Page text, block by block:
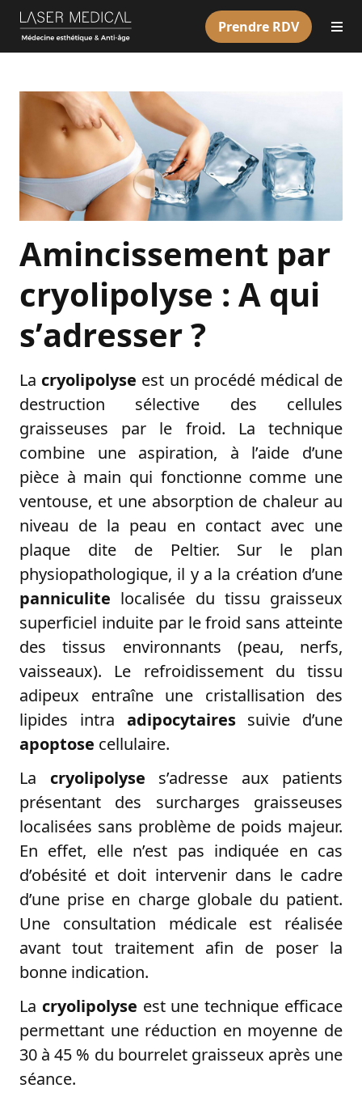
Prendre RDV
DETATOUAGE LASER
VISAGE
Acide hyaluronique
Hydrafacial
Toxine botulique
Réjuvénation laser
Radiofréquence
Lésions vasculaires
CORPS
Cellulite
Se muscler
Radiofréquence
Lésions vasculaires
Vergetures
PRENDRE RDV
CONTACT
Amincissement par
cryolipolyse : A qui
s’adresser ?
La cryolipolyse est un procédé médical de
destruction sélective des cellules
graisseuses par le froid. La technique
combine une aspiration, à l’aide d’une
pièce à main qui fonctionne comme une
ventouse, et une absorption de chaleur au
niveau de la peau en contact avec une
plaque dite de Peltier. Sur le plan
physiopathologique, il y a la création d’une
panniculite localisée du tissu graisseux
superficiel induite par le froid sans atteinte
des tissus environnants (peau, nerfs,
vaisseaux). Le refroidissement du tissu
adipeux entraîne une cristallisation des
lipides intra adipocytairessuivie d’une
apoptose cellulaire.
La cryolipolyse s’adresse aux patients
présentant des surcharges graisseuses
localisées sans problème de poids majeur.
En effet, elle n’est pas indiquée en cas
d’obésité et doit intervenir dans le cadre
d’une prise en charge globale du patient.
Une consultation médicale est réalisée
avant tout traitement afin de poser la
bonne indication.
La cryolipolyse est une technique efficace
permettant une réduction en moyenne de
30 à 45 % du bourrelet graisseux après une
séance.